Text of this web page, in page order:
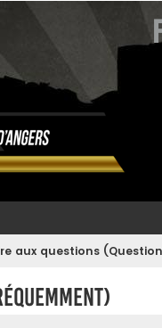
aux questions